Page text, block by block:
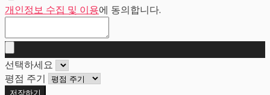
개인정보 수집 및 이용에 동의합니다.
선택하세요
평점 주기